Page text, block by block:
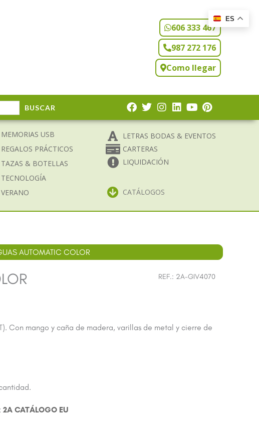
606 333 467
987 272 176
Como llegar
BUSCAR
MEMORIAS USB
REGALOS PRÁCTICOS
TAZAS & BOTELLAS
TECNOLOGÍA
VERANO
LETRAS BODAS & EVENTOS
CARTERAS
LIQUIDACIÓN
CATÁLOGOS
AUTOMATIC COLOR
REF.: 2A-GIV4070
Con mango y caña de madera, varillas de metal y cierre de
2A CATÁLOGO EU
ES